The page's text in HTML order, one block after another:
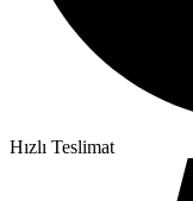
Hızlı Teslimat